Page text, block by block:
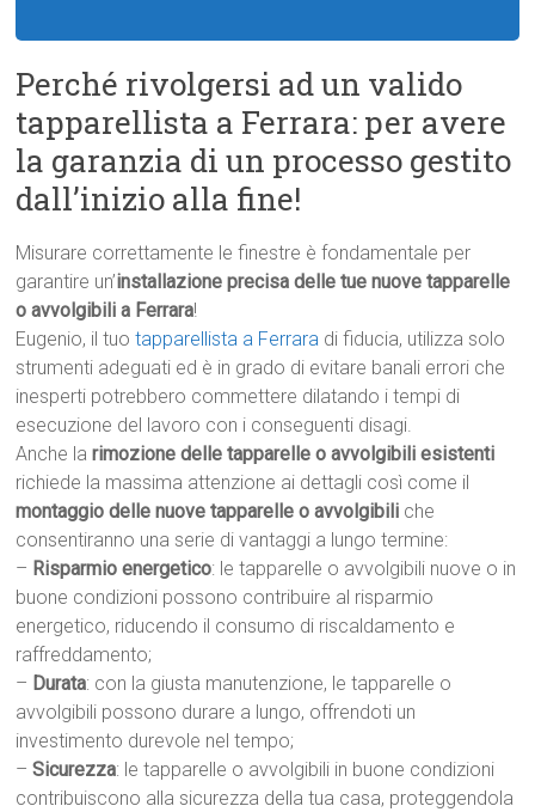
Perché rivolgersi ad un valido
tapparellista a Ferrara: per avere
la garanzia di un processo gestito
dall’inizio alla fine!
Misurare correttamente le finestre è fondamentale per
garantire un’installazione precisa delle tue nuove tapparelle
o avvolgibili a Ferrara!
Eugenio, il tuotapparellista a Ferrara di fiducia, utilizza solo
strumenti adeguati ed è in grado di evitare banali errori che
inesperti potrebbero commettere dilatando i tempi di
esecuzione del lavoro con i conseguenti disagi.
Anche larimozione delle tapparelle o avvolgibili esistenti
richiede la massima attenzione ai dettagli così come il
montaggio delle nuove tapparelle o avvolgibili che
consentiranno una serie di vantaggi a lungo termine:
– Risparmio energetico: le tapparelle o avvolgibili nuove o in
buone condizioni possono contribuire al risparmio
energetico, riducendo il consumo di riscaldamento e
raffreddamento;
– Durata: con la giusta manutenzione, le tapparelle o
avvolgibili possono durare a lungo, offrendoti un
investimento durevole nel tempo;
–Sicurezza: le tapparelle o avvolgibili in buone condizioni
contribuiscono alla sicurezza della tua casa, proteggendola